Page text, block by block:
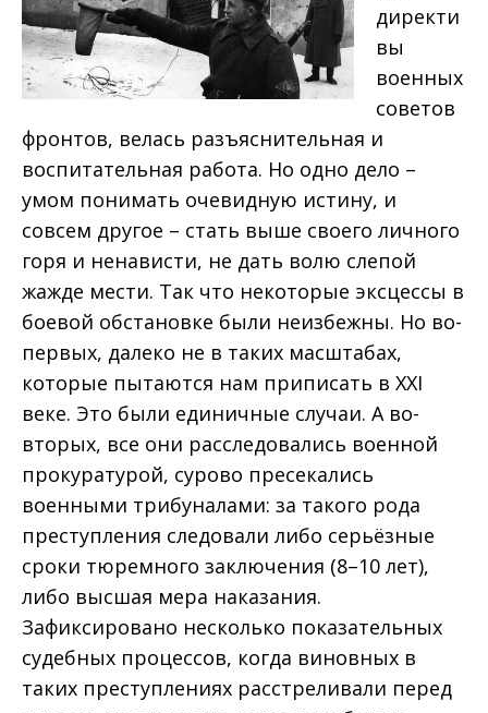
директи
вы
военных
советов
фронтов, велась разъяснительная и
воспитательная работа. Но одно дело –
умом понимать очевидную истину, и
совсем другое – стать выше своего личного
горя и ненависти, не дать волю слепой
жажде мести. Так что некоторые эксцессы в
боевой обстановке были неизбежны. Но во-
первых, далеко не в таких масштабах,
которые пытаются нам приписать в XXI
веке. Это были единичные случаи. А во-
вторых, все они расследовались военной
прокуратурой, сурово пресекались
военными трибуналами: за такого рода
преступления следовали либо серьёзные
сроки тюремного заключения (8–10 лет),
либо высшая мера наказания.
Зафиксировано несколько показательных
судебных процессов, когда виновных в
таких преступлениях расстреливали перед